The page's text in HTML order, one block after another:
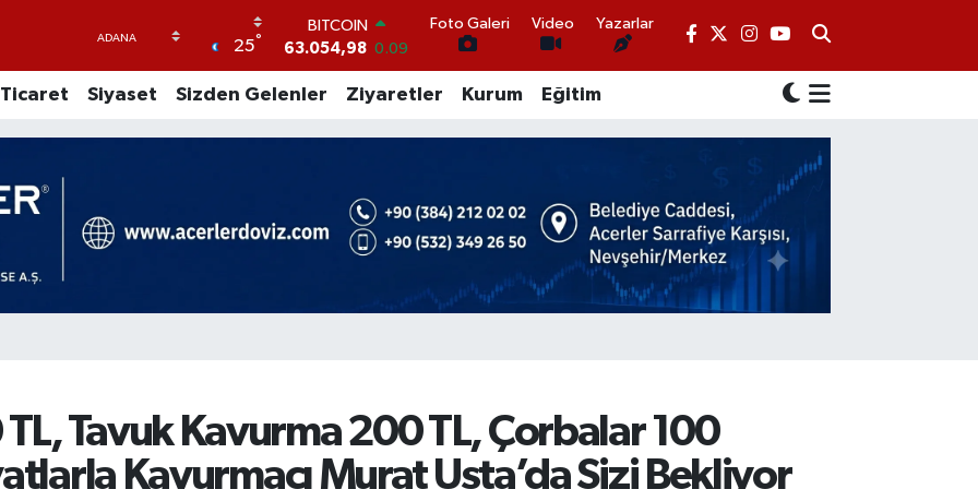
25°
DOLAR
47,5574
0.18
EURO
54,8602 0.06
64,2310 0.41
BİST100
13.458 124
BITCOIN
Foto Galeri Video Yazarlar
Ticaret Siyaset Sizden Gelenler Ziyaretler Kurum Eğitim
Tavuk Kavurma 200 TL, Çorbalar 100
Kavurmacı Murat Usta’da Sizi Bekliyor